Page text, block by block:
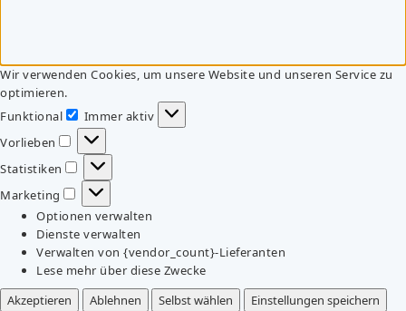
Wir verwenden Cookies, um unsere Website und unseren Service zu
optimieren.
Funktional
Funktional
Immer aktiv
Vorlieben
Vorlieben
Statistiken
Statistiken
Marketing
Marketing
Optionen verwalten
Dienste verwalten
Verwalten von {vendor_count}-Lieferanten
Lese mehr über diese Zwecke
Akzeptieren
Ablehnen Selbst wählen
Einstellungen speichern